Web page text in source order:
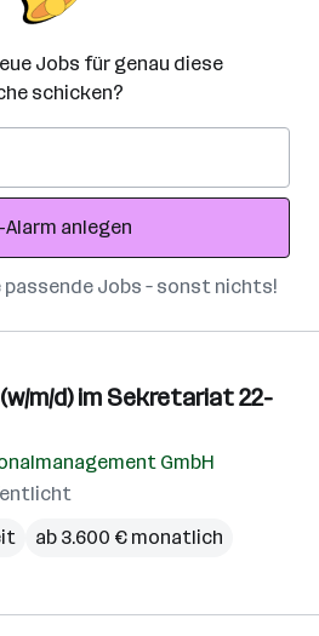
Jobs für genau diese
schicken?
anlegen
Jobs – sonst nichts!
m/d) im Sekretariat 22-
GmbH
ab 3.600 € monatlich